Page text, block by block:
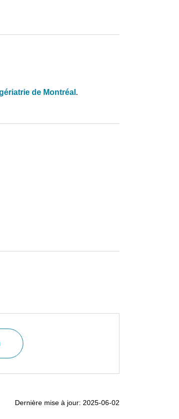
de Montréal .
Dernière mise à jour: 2025-06-02